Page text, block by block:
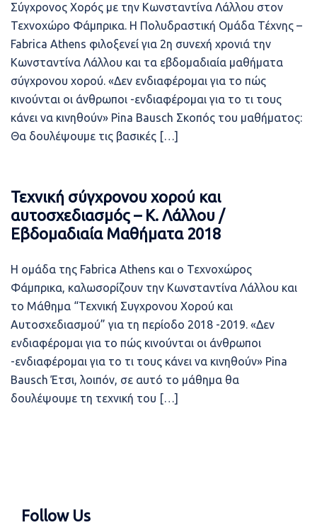
Σύγχρονος Χορός με την Κωνσταντίνα Λάλλου στον
Τεχνοχώρο Φάμπρικα. Η Πολυδραστική Ομάδα Τέχνης –
Fabrica Athens φιλοξενεί για 2η συνεχή χρονιά την
Κωνσταντίνα Λάλλου και τα εβδομαδιαία μαθήματα
σύγχρονου χορού. «Δεν ενδιαφέρομαι για το πώς
κινούνται οι άνθρωποι -ενδιαφέρομαι για το τι τους
κάνει να κινηθούν» Pina Bausch Σκοπός του μαθήματος:
Θα δουλέψουμε τις βασικές […]
Τεχνική σύγχρονου χορού και
αυτοσχεδιασμός – Κ. Λάλλου /
Εβδομαδιαία Μαθήματα 2018
Η ομάδα της Fabrica Athens και ο Τεχνοχώρος
Φάμπρικα, καλωσορίζουν την Κωνσταντίνα Λάλλου και
το Μάθημα “Τεχνική Συγχρονου Χορού και
Αυτοσχεδιασμού” για τη περίοδο 2018 -2019. «Δεν
ενδιαφέρομαι για το πώς κινούνται οι άνθρωποι
-ενδιαφέρομαι για το τι τους κάνει να κινηθούν» Pina
Bausch Έτσι, λοιπόν, σε αυτό το μάθημα θα
δουλέψουμε τη τεχνική του […]
Follow Us